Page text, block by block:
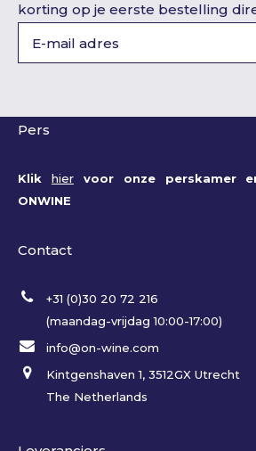
korting op je eerste bestelling
Pers
Klik hiervoor onze perskamer
ONWINE
Contact
+31 (0)30 20 72 216
(maandag-vrijdag 10:00-17:00)
info@on-wine.com
Kintgenshaven 1, 3512GX Utrecht
The Netherlands